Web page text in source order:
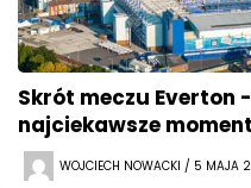
Skrót meczu Everton
najciekawsze
WOJCIECH NOWACKI / 5 MAJA